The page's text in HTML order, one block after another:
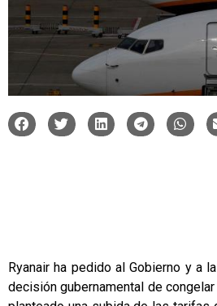
Ryanair ha pedido al Gobierno y a
decisión gubernamental de